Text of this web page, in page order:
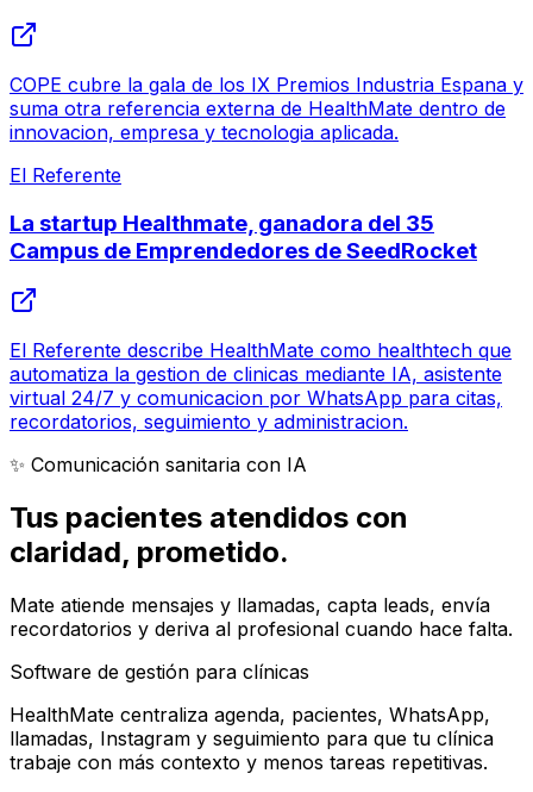
COPE cubre la gala de los IX Premios Industria Espana y
suma otra referencia externa de HealthMate dentro de
innovacion, empresa y tecnologia aplicada.
El Referente
La startup Healthmate, ganadora del 35
Campus de Emprendedores de SeedRocket
El Referente describe HealthMate como healthtech que
automatiza la gestion de clinicas mediante IA, asistente
virtual 24/7 y comunicacion por WhatsApp para citas,
recordatorios, seguimiento y administracion.
✨ Comunicación sanitaria con IA
Tus pacientes atendidos con
claridad, prometido.
Mate atiende mensajes y llamadas, capta leads, envía
recordatorios y deriva al profesional cuando hace falta.
Software de gestión para clínicas
HealthMate centraliza agenda, pacientes, WhatsApp,
llamadas, Instagram y seguimiento para que tu clínica
trabaje con más contexto y menos tareas repetitivas.